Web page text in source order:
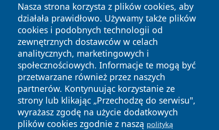
Nasza strona korzysta z plików cookies, aby
działała prawidłowo. Używamy także plików
cookies i podobnych technologii od
zewnętrznych dostawców w celach
analitycznych, marketingowych i
społecznościowych. Informacje te mogą być
przetwarzane również przez naszych
partnerów. Kontynuując korzystanie ze
strony lub klikając „Przechodzę do serwisu",
wyrażasz zgodę na użycie dodatkowych
plików cookies zgodnie z naszą polityką
Copyright © 2026 przemyslonline.pl Wszystkie prawa
zastrzeżone.